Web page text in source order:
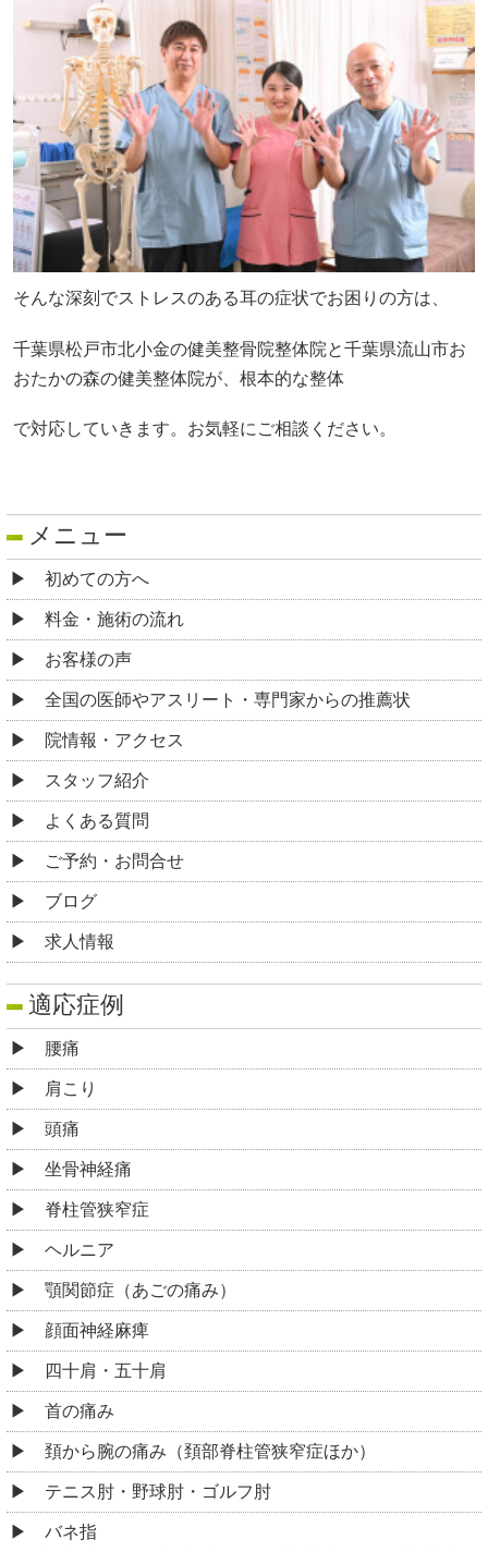
そんな深刻でストレスのある耳の症状でお困りの方は、
千葉県松戸市北小金の健美整骨院整体院と千葉県流山市お
おたかの森の健美整体院が、根本的な整体
で対応していきます。お気軽にご相談ください。
メニュー
初めての方へ
料金・施術の流れ
お客様の声
全国の医師やアスリート・専門家からの推薦状
院情報・アクセス
スタッフ紹介
よくある質問
ご予約・お問合せ
ブログ
求人情報
適応症例
腰痛
肩こり
頭痛
坐骨神経痛
脊柱管狭窄症
ヘルニア
顎関節症（あごの痛み）
顔面神経麻痺
四十肩・五十肩
首の痛み
頚から腕の痛み（頚部脊柱管狭窄症ほか）
テニス肘・野球肘・ゴルフ肘
バネ指